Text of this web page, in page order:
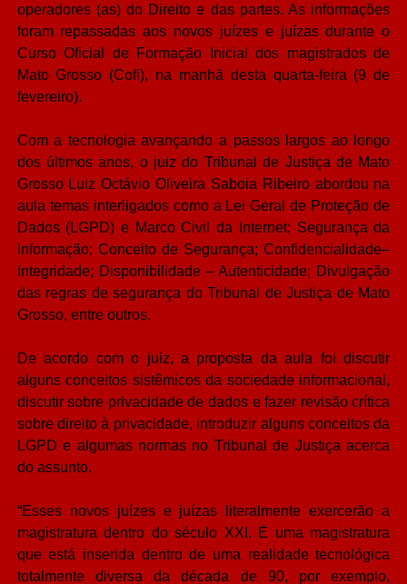
operadores (as) do Direito e das partes. As informações
foram repassadas aos novos juízes e juízas durante o
Curso Oficial de Formação Inicial dos magistrados de
Mato Grosso (Cofi), na manhã desta quarta-feira (9 de
fevereiro).
Com a tecnologia avançando a passos largos ao longo
dos últimos anos, o juiz do Tribunal de Justiça de Mato
Grosso Luiz Octávio Oliveira Saboia Ribeiro abordou na
aula temas interligados como a Lei Geral de Proteção de
Dados (LGPD) e Marco Civil da Internet; Segurança da
Informação; Conceito de Segurança; Confidencialidade–
Integridade; Disponibilidade – Autenticidade; Divulgação
das regras de segurança do Tribunal de Justiça de Mato
Grosso, entre outros.
De acordo com o juiz, a proposta da aula foi discutir
alguns conceitos sistêmicos da sociedade informacional,
discutir sobre privacidade de dados e fazer revisão crítica
sobre direito à privacidade, introduzir alguns conceitos da
LGPD e algumas normas no Tribunal de Justiça acerca
do assunto.
“Esses novos juízes e juízas literalmente exercerão a
magistratura dentro do século XXI. É uma magistratura
que está inserida dentro de uma realidade tecnológica
totalmente diversa da década de 90, por exemplo,